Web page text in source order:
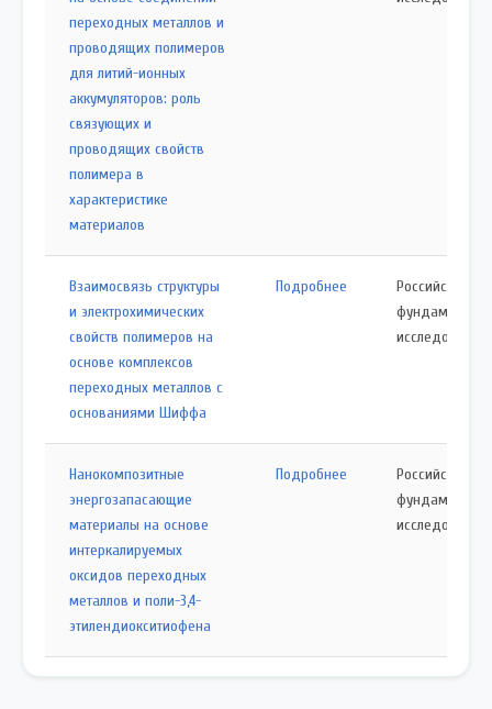
переходных металлов и
проводящих полимеров
для литий-ионных
аккумуляторов: роль
связующих и
проводящих свойств
полимера в
характеристике
материалов
Взаимосвязь структуры
и электрохимических
свойств полимеров на
основе комплексов
переходных металлов с
основаниями Шиффа
Подробнее
Российский
исследований
Нанокомпозитные
энергозапасающие
материалы на основе
интеркалируемых
оксидов переходных
металлов и поли-3,4-
этилендиокситиофена
Подробнее
Российский
исследований